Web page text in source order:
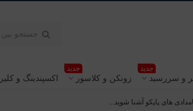
و سررسید
جدید
زونکن و کلاسور
جدید
اکسپندینگ و
های پاپکو آشنا شوید...